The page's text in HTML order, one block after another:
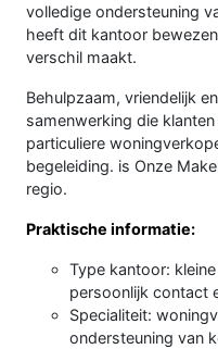
volledige ondersteuning
heeft dit kantoor
verschil maakt.
Behulpzaam, vriendelijk
samenwerking die
particuliere
begeleiding. is Onze
regio.
Praktische informatie:
Type kantoor:
persoonlijk contact
Specialiteit:
ondersteuning van